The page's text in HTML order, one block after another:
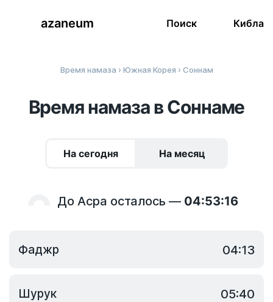
azaneum Поиск Кибла
Время намаза › Южная Корея › Соннам
Время намаза в Соннаме
На сегодня На месяц
До Асра осталось — 04:53:16
Фаджр 04:13
Шурук 05:40